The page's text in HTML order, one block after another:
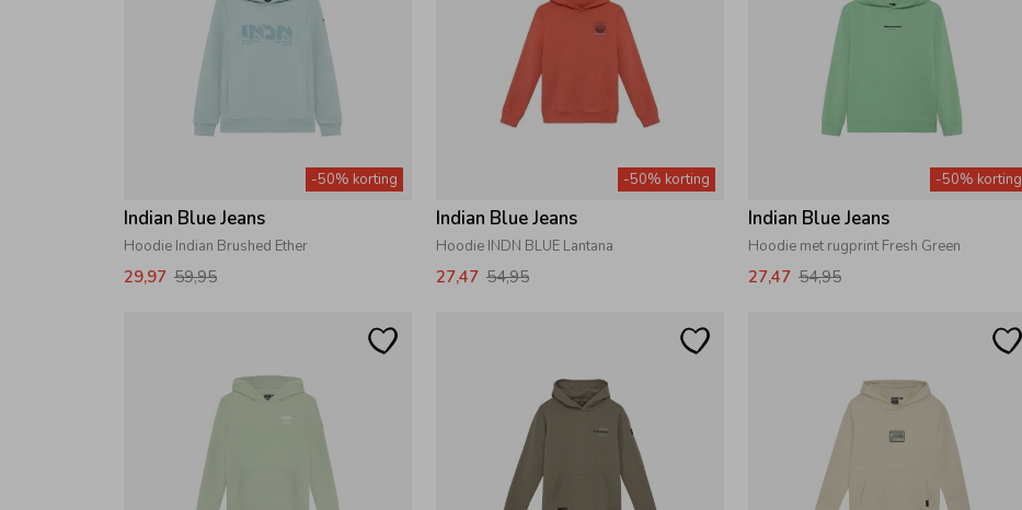
-50% korting
Indian Blue Jeans
Hoodie Indian Brushed Ether
29,97 59,95
-50% korting
Indian Blue Jeans
Hoodie INDN BLUE Lantana
27,47 54,95
-50% korting
Indian Blue Jeans
Hoodie met rugprint Fresh Green
27,47 54,95